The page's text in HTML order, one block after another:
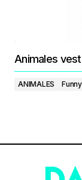
Animales
ANIMALES Funny